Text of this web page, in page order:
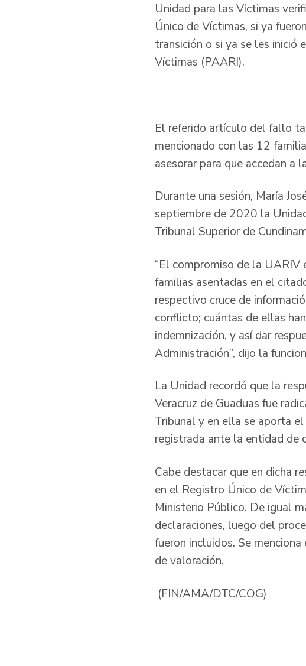
Unidad para las Víctimas
Único de Víctimas, si ya
transición o si ya se les inició
Víctimas (PAARI).
El referido artículo del fallo
mencionado con las 12
asesorar para que accedan
Durante una sesión, María
septiembre de 2020 la
Tribunal Superior de
“El compromiso de la UARIV
familias asentadas en el
respectivo cruce de
conflicto; cuántas de ellas
indemnización, y así dar
Administración”, dijo la
La Unidad recordó que la
Veracruz de Guaduas fue
Tribunal y en ella se aporta
registrada ante la entidad
Cabe destacar que en dicha
en el Registro Único de
Ministerio Público. De igual
declaraciones, luego del
fueron incluidos. Se
de valoración.
(FIN/AMA/DTC/COG)